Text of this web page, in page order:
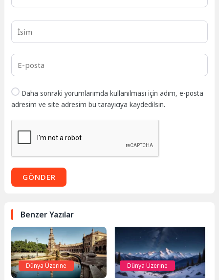
Daha sonraki yorumlarımda kullanılması için adım, e-posta
adresim ve site adresim bu tarayıcıya kaydedilsin.
GÖNDER
Benzer Yazılar
Dünya Üzerine Dünya Üzerine